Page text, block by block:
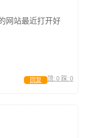
网站最近打开好
顶: 0 踩: 0
回复